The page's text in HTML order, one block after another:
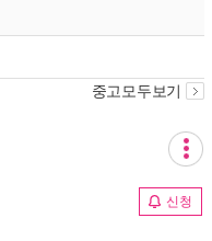
중고모두보기
신청